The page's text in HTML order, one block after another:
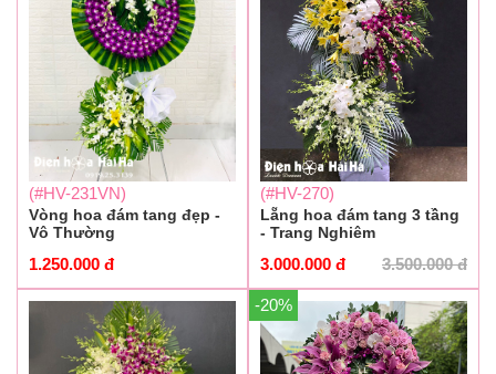
(#HV-231VN)
Vòng hoa đám tang đẹp -
Vô Thường
1.250.000 đ
(#HV-270)
Lẵng hoa đám tang 3 tầng
- Trang Nghiêm
3.500.000đ
3.000.000 đ
-20%